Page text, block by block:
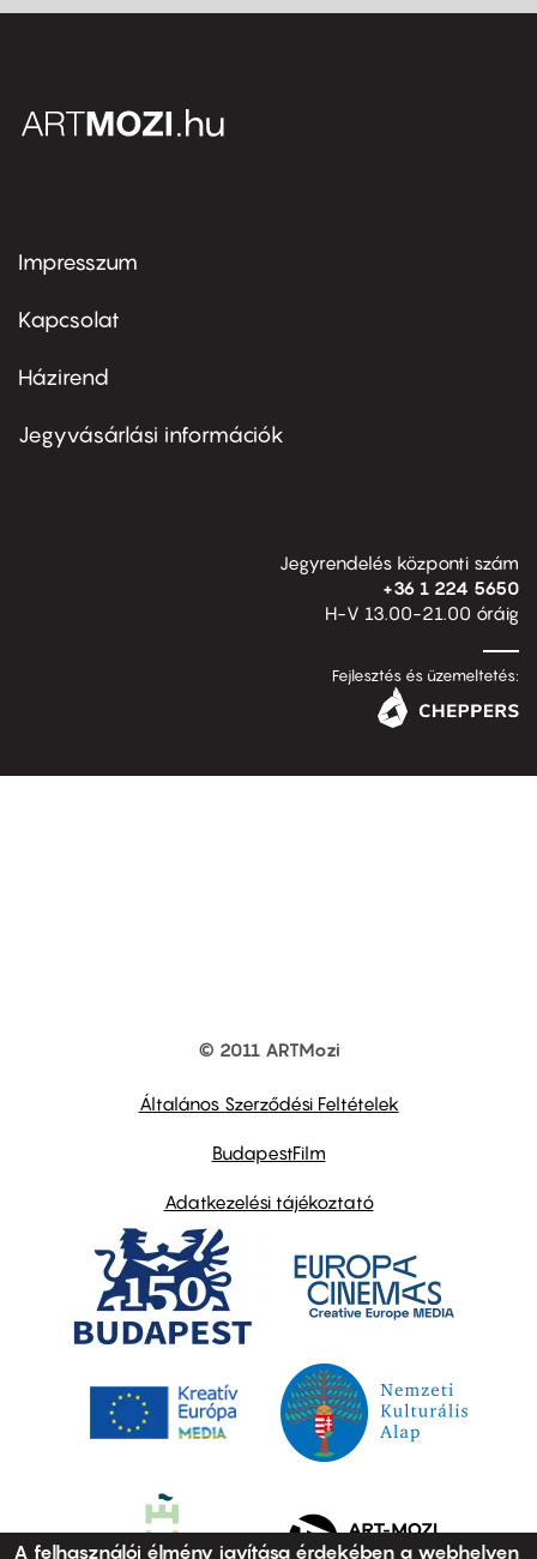
Footer
first
Impresszum
Kapcsolat
Footer
second
Házirend
Jegyvásárlási információk
Jegyrendelés központi szám
+36 1 224 5650
H-V 13.00-21.00 óráig
Fejlesztés és üzemeltetés:
© 2011 ARTMozi
Általános Szerződési Feltételek
BudapestFilm
Adatkezelési tájékoztató
A felhasználói élmény javítása érdekében a webhelyen